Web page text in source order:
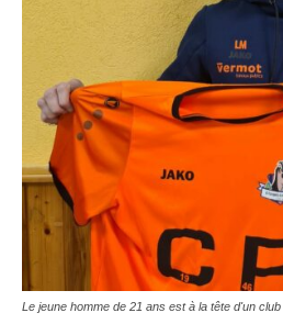
Le jeune homme de 21 ans est à la tête d'un